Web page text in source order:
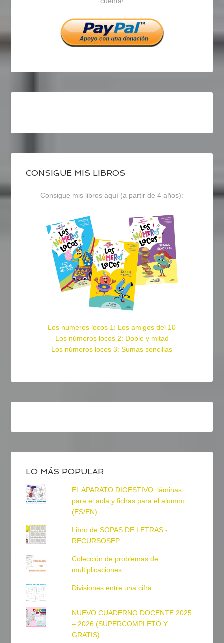
Facebook
Twitter
Instagram
CONSIGUE MIS LIBROS
Consigue mis libros aquí (a partir de 4 años):
Los números locos 1: Los amigos del 10
Los números locos 2: Doble y mitad
Los números locos 3: Sumas sencillas
LO MÁS POPULAR
EL APARATO DIGESTIVO: láminas
para el aula y fichas para el alumno
(ES/EN)
Libro de SOPAS DE LETRAS -
RECURSOSEP
Colección de problemas de
multiplicaciones
Divisiones entre una cifra
NUEVO CUADERNO DOCENTE 2025
– 2026 (SUPERCOMPLETO Y
GRATIS)